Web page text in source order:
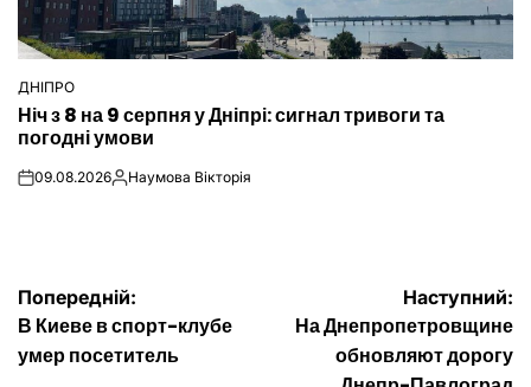
ОПУБЛІКУВАТИ
У
ДНІПРО
Ніч з 8 на 9 серпня у Дніпрі: сигнал тривоги та
погодні умови
on09.08.2026Опубліковано
Наумова Вікторія
Навігація
записів
Попередній:
В Киеве в спорт-клубе
умер посетитель
Наступний:
На Днепропетровщине
обновляют дорогу